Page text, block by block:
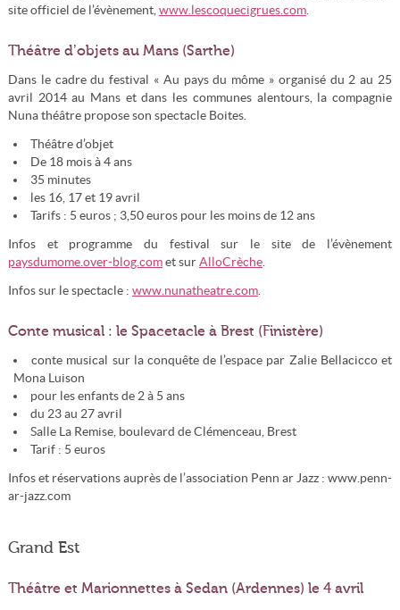
site officiel de l’évènement, www.lescoquecigrues.com.
Théâtre d’objets au Mans (Sarthe)
Dans le cadre du festival « Au pays du môme » organisé du 2 au 25
avril 2014 au Mans et dans les communes alentours, la compagnie
Nuna théâtre propose son spectacle Boites.
Théâtre d’objet
De 18 mois à 4 ans
35 minutes
les 16, 17 et 19 avril
Tarifs : 5 euros ; 3,50 euros pour les moins de 12 ans
Infos et programme du festival sur le site de l’évènement
paysdumome.over-blog.comet sur AlloCrèche.
Infos sur le spectacle : www.nunatheatre.com.
Conte musical : le Spacetacle à Brest (Finistère)
conte musical sur la conquête de l’espace par Zalie Bellacicco et
Mona Luison
pour les enfants de 2 à 5 ans
du 23 au 27 avril
Salle La Remise, boulevard de Clémenceau, Brest
Tarif : 5 euros
Infos et réservations auprès de l’association Penn ar Jazz : www.penn-
ar-jazz.com
Grand Est
Théâtre et Marionnettes à Sedan (Ardennes) le 4 avril